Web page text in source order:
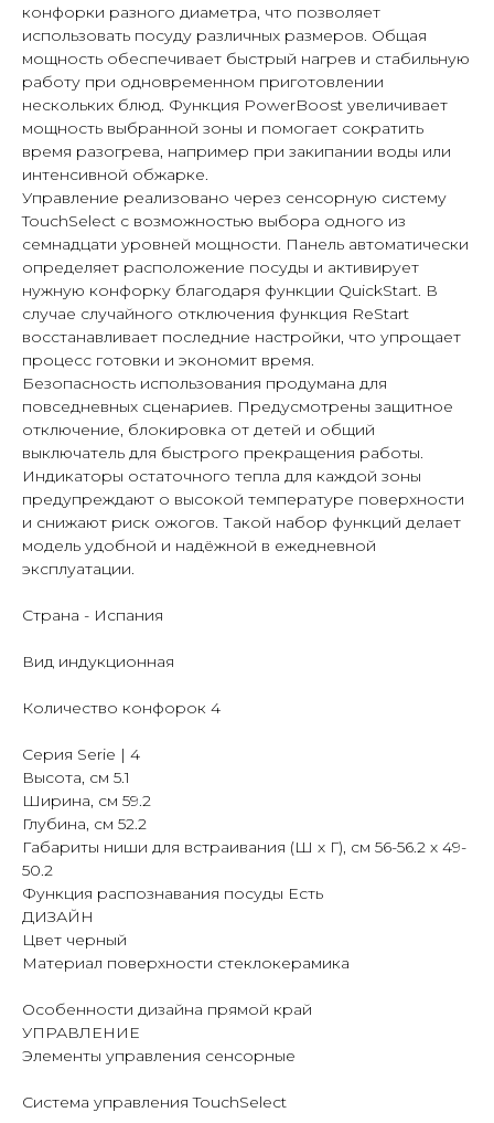
конфорки разного диаметра, что позволяет
использовать посуду различных размеров. Общая
мощность обеспечивает быстрый нагрев и стабильную
работу при одновременном приготовлении
нескольких блюд. Функция PowerBoost увеличивает
мощность выбранной зоны и помогает сократить
время разогрева, например при закипании воды или
интенсивной обжарке.
Управление реализовано через сенсорную систему
TouchSelect с возможностью выбора одного из
семнадцати уровней мощности. Панель автоматически
определяет расположение посуды и активирует
нужную конфорку благодаря функции QuickStart. В
случае случайного отключения функция ReStart
восстанавливает последние настройки, что упрощает
процесс готовки и экономит время.
Безопасность использования продумана для
повседневных сценариев. Предусмотрены защитное
отключение, блокировка от детей и общий
выключатель для быстрого прекращения работы.
Индикаторы остаточного тепла для каждой зоны
предупреждают о высокой температуре поверхности
и снижают риск ожогов. Такой набор функций делает
модель удобной и надёжной в ежедневной
эксплуатации.
Страна - Испания
Вид индукционная
Количество конфорок 4
Серия Serie | 4
Высота, см 5.1
Ширина, см 59.2
Глубина, см 52.2
Габариты ниши для встраивания (Ш х Г), см 56-56.2 х 49-
50.2
Функция распознавания посуды Есть
ДИЗАЙН
Цвет черный
Материал поверхности стеклокерамика
Особенности дизайна прямой край
УПРАВЛЕНИЕ
Элементы управления сенсорные
Система управления TouchSelect